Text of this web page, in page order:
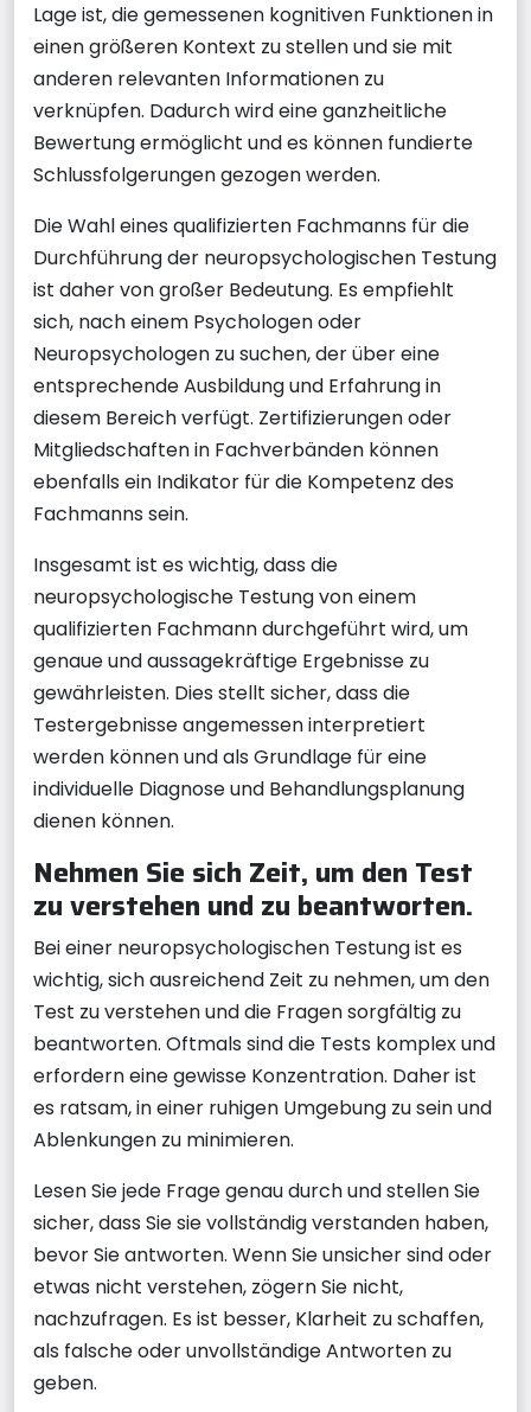
Lage ist, die gemessenen kognitiven Funktionen in
einen größeren Kontext zu stellen und sie mit
anderen relevanten Informationen zu
verknüpfen. Dadurch wird eine ganzheitliche
Bewertung ermöglicht und es können fundierte
Schlussfolgerungen gezogen werden.
Die Wahl eines qualifizierten Fachmanns für die
Durchführung der neuropsychologischen Testung
ist daher von großer Bedeutung. Es empfiehlt
sich, nach einem Psychologen oder
Neuropsychologen zu suchen, der über eine
entsprechende Ausbildung und Erfahrung in
diesem Bereich verfügt. Zertifizierungen oder
Mitgliedschaften in Fachverbänden können
ebenfalls ein Indikator für die Kompetenz des
Fachmanns sein.
Insgesamt ist es wichtig, dass die
neuropsychologische Testung von einem
qualifizierten Fachmann durchgeführt wird, um
genaue und aussagekräftige Ergebnisse zu
gewährleisten. Dies stellt sicher, dass die
Testergebnisse angemessen interpretiert
werden können und als Grundlage für eine
individuelle Diagnose und Behandlungsplanung
dienen können.
Nehmen Sie sich Zeit, um den Test
zu verstehen und zu beantworten.
Bei einer neuropsychologischen Testung ist es
wichtig, sich ausreichend Zeit zu nehmen, um den
Test zu verstehen und die Fragen sorgfältig zu
beantworten. Oftmals sind die Tests komplex und
erfordern eine gewisse Konzentration. Daher ist
es ratsam, in einer ruhigen Umgebung zu sein und
Ablenkungen zu minimieren.
Lesen Sie jede Frage genau durch und stellen Sie
sicher, dass Sie sie vollständig verstanden haben,
bevor Sie antworten. Wenn Sie unsicher sind oder
etwas nicht verstehen, zögern Sie nicht,
nachzufragen. Es ist besser, Klarheit zu schaffen,
als falsche oder unvollständige Antworten zu
geben.